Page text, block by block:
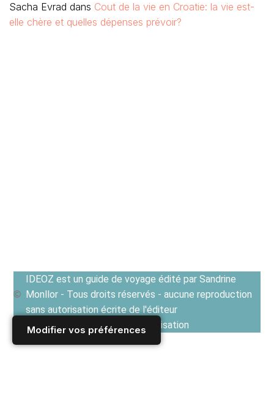
Modifier vos préférences
Sacha Evrad dans Cout de la vie en Croatie: la vie est-
elle chère et quelles dépenses prévoir?
IDEOZ est un guide de voyage édité par Sandrine
Monllor - Tous droits réservés - aucune reproduction
sans autorisation écrite de l'éditeur
Voir les Conditions générales d'utilisation